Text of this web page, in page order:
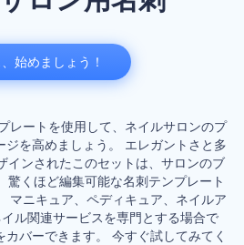
レートを使用して、ネイルサロンのプ
ジを高めましょう。 エレガントさと多
インされたこのセットは、サロンのブ
驚くほど編集可能な名刺テンプレート
マニキュア、ペディキュア、ネイルア
ル関連サービスを専門とする場合で
バーできます。 今すぐ試してみてく
始めましょう！